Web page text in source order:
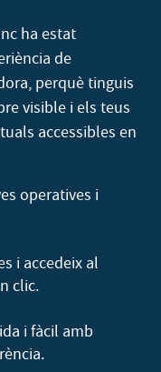
ha estat
de
perquè tinguis
visible i els teus
accessibles en
operatives i
i accedeix al
clic.
i fàcil amb